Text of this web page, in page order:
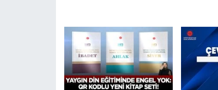
Gaziantep Müftülüğü
Giresun Müftülüğü